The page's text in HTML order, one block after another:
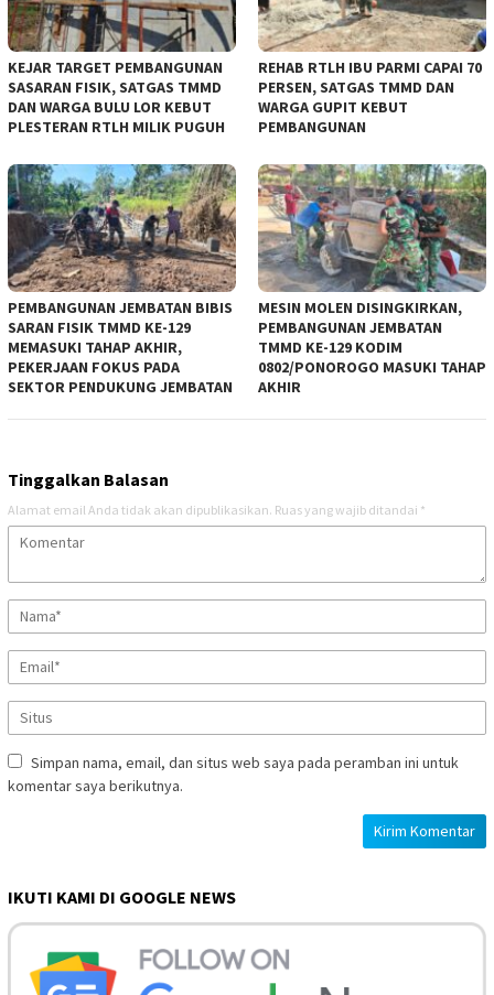
KEJAR TARGET PEMBANGUNAN
SASARAN FISIK, SATGAS TMMD
DAN WARGA BULU LOR KEBUT
PLESTERAN RTLH MILIK PUGUH
REHAB RTLH IBU PARMI CAPAI 70
PERSEN, SATGAS TMMD DAN
WARGA GUPIT KEBUT
PEMBANGUNAN
PEMBANGUNAN JEMBATAN BIBIS
SARAN FISIK TMMD KE-129
MEMASUKI TAHAP AKHIR,
PEKERJAAN FOKUS PADA
SEKTOR PENDUKUNG JEMBATAN
MESIN MOLEN DISINGKIRKAN,
PEMBANGUNAN JEMBATAN
TMMD KE-129 KODIM
0802/PONOROGO MASUKI TAHAP
AKHIR
Tinggalkan Balasan
Alamat email Anda tidak akan dipublikasikan. Ruas yang wajib ditandai *
Simpan nama, email, dan situs web saya pada peramban ini untuk
komentar saya berikutnya.
IKUTI KAMI DI GOOGLE NEWS